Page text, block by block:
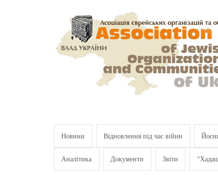
Новини Відновлення під час війни
Аналітика Документи Звіти